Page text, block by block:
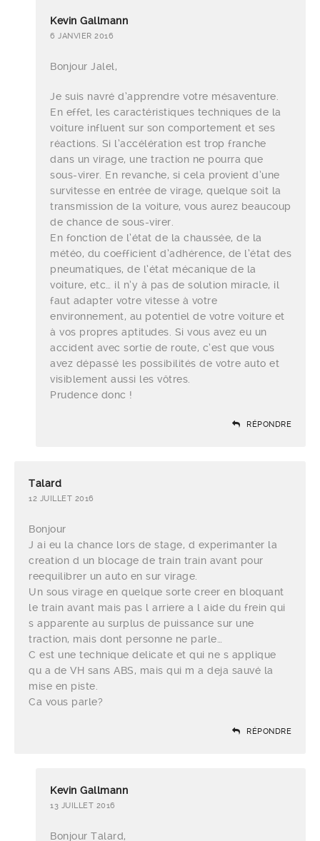
Kevin Gallmann
6 JANVIER 2016
Bonjour Jalel,
Je suis navré d’apprendre votre mésaventure.
En effet, les caractéristiques techniques de la
voiture influent sur son comportement et ses
réactions. Si l’accélération est trop franche
dans un virage, une traction ne pourra que
sous-virer. En revanche, si cela provient d’une
survitesse en entrée de virage, quelque soit la
transmission de la voiture, vous aurez beaucoup
de chance de sous-virer.
En fonction de l’état de la chaussée, de la
météo, du coefficient d’adhérence, de l’état des
pneumatiques, de l’état mécanique de la
voiture, etc… il n’y à pas de solution miracle, il
faut adapter votre vitesse à votre
environnement, au potentiel de votre voiture et
à vos propres aptitudes. Si vous avez eu un
accident avec sortie de route, c’est que vous
avez dépassé les possibilités de votre auto et
visiblement aussi les vôtres.
Prudence donc !
RÉPONDRE
Talard
12 JUILLET 2016
Bonjour
J ai eu la chance lors de stage, d experimanter la
creation d un blocage de train train avant pour
reequilibrer un auto en sur virage.
Un sous virage en quelque sorte creer en bloquant
le train avant mais pas l arriere a l aide du frein qui
s apparente au surplus de puissance sur une
traction, mais dont personne ne parle…
C est une technique delicate et qui ne s applique
qu a de VH sans ABS, mais qui m a deja sauvé la
mise en piste.
Ca vous parle?
RÉPONDRE
Kevin Gallmann
13 JUILLET 2016
Bonjour Talard,